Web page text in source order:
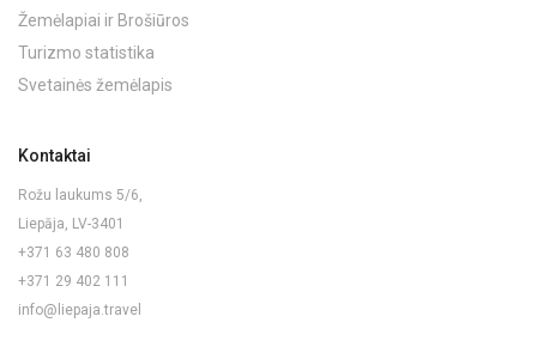
Žemėlapiai ir Brošiūros
Turizmo statistika
Svetainės žemėlapis
Kontaktai
Rožu laukums 5/6,
Liepāja, LV-3401
+371 63 480 808
+371 29 402 111
info@liepaja.travel